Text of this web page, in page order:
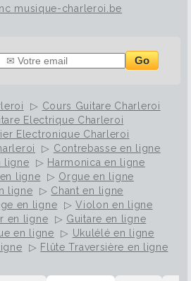
Go
▷ Cours Guitare Charleroi
Electrique Charleroi
Electronique Charleroi
▷ Contrebasse en ligne
ligne ▷ Harmonica en ligne
ligne ▷ Orgue en ligne
ligne ▷ Chant en ligne
en ligne ▷Violon en ligne
en ligne ▷ Guitare en ligne
en ligne ▷ Ukulélé en ligne
▷ Flûte Traversière en ligne